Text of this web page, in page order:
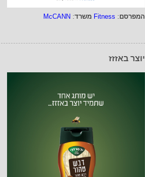
המפרסם:
Fitness משרד:
McCANN
יוצר באזזז